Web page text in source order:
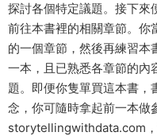
探討各個特定議題。接下來
前往本書裡的相關章節。你
的一個章節，然後再練習本
一本，且已熟悉各章節的內
題。即便你隻單買這本書，
念，你可隨時拿起前一本做
storytellingwithdata.com，